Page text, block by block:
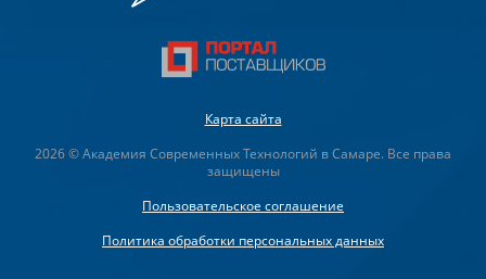
Карта сайта
2026 © Академия Современных Технологий в Самаре. Все права
защищены
Пользовательское соглашение
Политика обработки персональных данных